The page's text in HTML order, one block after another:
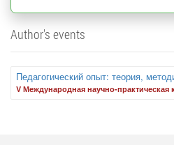
Author's events
Педагогический опыт: теория,
V Международная научно-